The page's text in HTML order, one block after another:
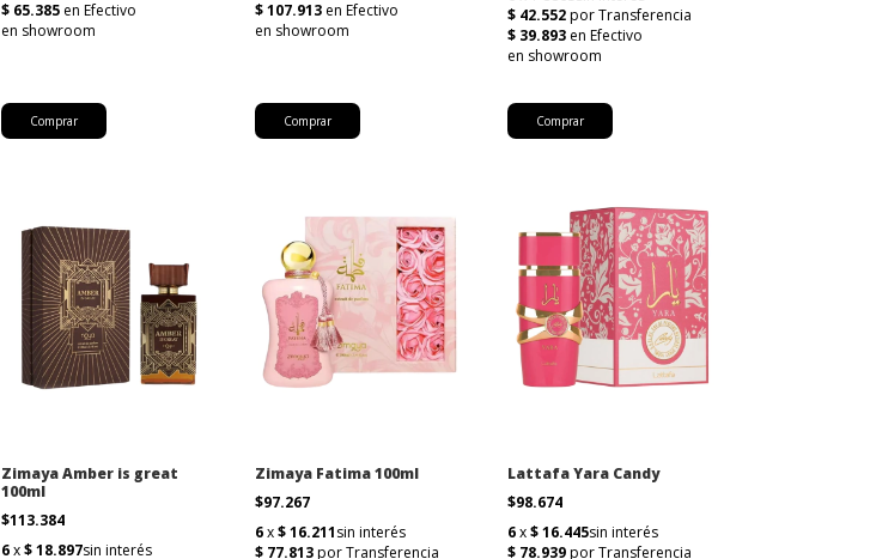
Comprar
Zimaya Amber is great
100ml
$113.384
Zimaya Fatima 100ml
$97.267
Lattafa Yara Candy
$98.674